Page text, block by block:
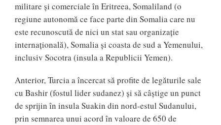
militare și comerciale în Eritreea, Somaliland (o
regiune autonomă ce face parte din Somalia care nu
este recunoscută de nici un stat sau organizație
internațională), Somalia și coasta de sud a Yemenului,
inclusiv Socotra (insula a Republicii Yemen).
Anterior, Turcia a încercat să profite de legăturile sale
cu Bashir (fostul lider sudanez) și să câștige un punct
de sprijin în insula Suakin din nord-estul Sudanului,
prin semnarea unui acord în valoare de 650 de